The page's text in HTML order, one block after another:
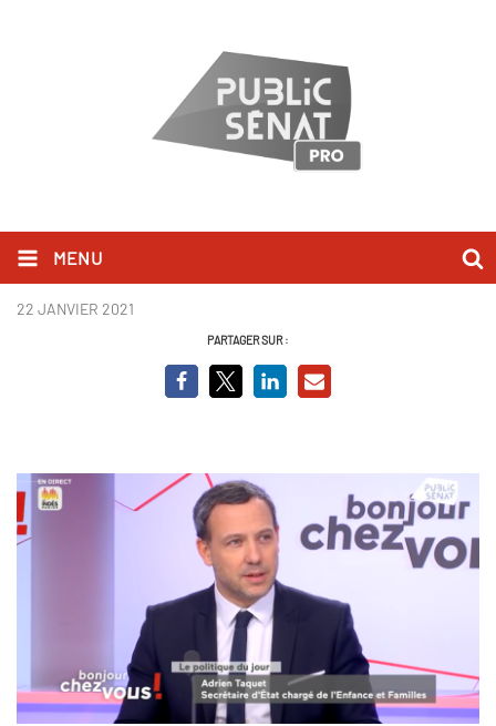
MENU
Adrien Taquet BCV 2.PNG
22 JANVIER 2021
PARTAGER SUR :